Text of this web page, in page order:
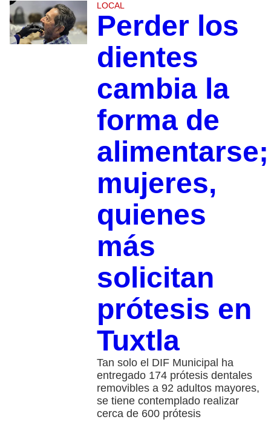
LOCAL
Perder los
dientes
cambia la
forma de
alimentarse;
mujeres,
quienes
más
solicitan
prótesis en
Tuxtla
Tan solo el DIF Municipal ha
entregado 174 prótesis dentales
removibles a 92 adultos mayores,
se tiene contemplado realizar
cerca de 600 prótesis